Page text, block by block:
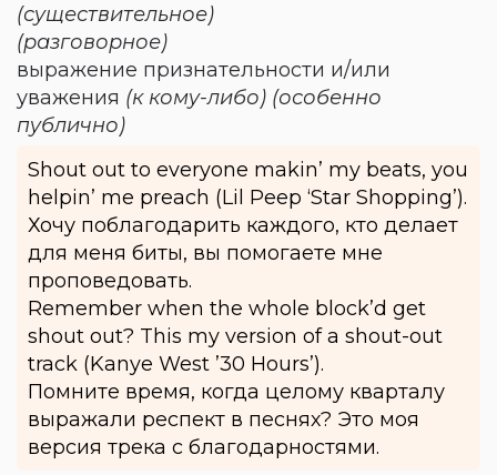
(существительное)
(разговорное)
выражение признательности и/или
уважения (к кому-либо) (особенно
публично)
Shout out to everyone makin’ my beats, you
helpin’ me preach (Lil Peep ‘Star Shopping’).
Хочу поблагодарить каждого, кто делает
для меня биты, вы помогаете мне
проповедовать.
Remember when the whole block’d get
shout out? This my version of a shout-out
track (Kanye West ’30 Hours’).
Помните время, когда целому кварталу
выражали респект в песнях? Это моя
версия трека с благодарностями.